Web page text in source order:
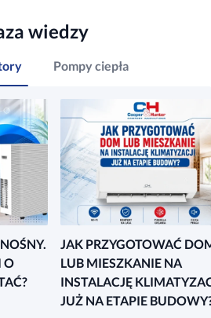
wiedzy
Pompy ciepła
O
JAK PRZYGOTOWAĆ
LUB MIESZKANIE NA
INSTALACJĘ
JUŻ NA ETAPIE